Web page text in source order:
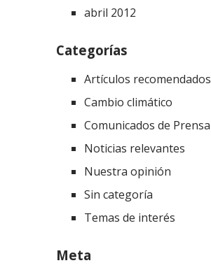
abril 2012
Categorías
Artículos recomendados
Cambio climático
Comunicados de Prensa
Noticias relevantes
Nuestra opinión
Sin categoría
Temas de interés
Meta